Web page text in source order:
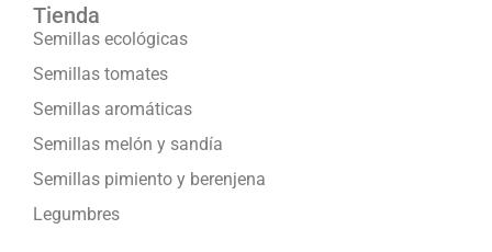
Tienda
Semillas ecológicas
Semillas tomates
Semillas aromáticas
Semillas melón y sandía
Semillas pimiento y berenjena
Legumbres